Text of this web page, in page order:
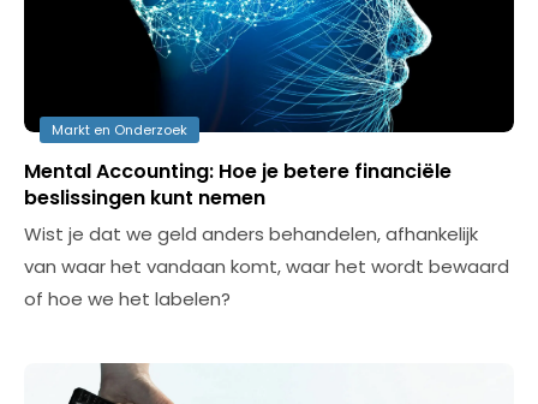
Markt en Onderzoek
Mental Accounting: Hoe je betere financiële
beslissingen kunt nemen
Wist je dat we geld anders behandelen, afhankelijk
van waar het vandaan komt, waar het wordt bewaard
of hoe we het labelen?